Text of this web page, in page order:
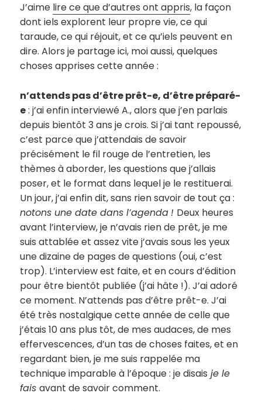
J’aime lire ce que d’autres ont appris, la façon
dont iels explorent leur propre vie, ce qui
taraude, ce qui réjouit, et ce qu’iels peuvent en
dire. Alors je partage ici, moi aussi, quelques
choses apprises cette année :
n’attends pas d’être prêt-e, d’être préparé-
e: j’ai enfin interviewé A., alors que j’en parlais
depuis bientôt 3 ans je crois. Si j’ai tant repoussé,
c’est parce que j’attendais de savoir
précisément le fil rouge de l’entretien, les
thèmes à aborder, les questions que j’allais
poser, et le format dans lequel je le restituerai.
Un jour, j’ai enfin dit, sans rien savoir de tout ça :
notons une date dans l’agenda! Deux heures
avant l’interview, je n’avais rien de prêt, je me
suis attablée et assez vite j’avais sous les yeux
une dizaine de pages de questions (oui, c’est
trop). L’interview est faite, et en cours d’édition
pour être bientôt publiée (j’ai hâte !). J’ai adoré
ce moment. N’attends pas d’être prêt-e. J’ai
été très nostalgique cette année de celle que
j’étais 10 ans plus tôt, de mes audaces, de mes
effervescences, d’un tas de choses faites, et en
regardant bien, je me suis rappelée ma
technique imparable à l’époque : je disais je le
faisavant de savoir comment.